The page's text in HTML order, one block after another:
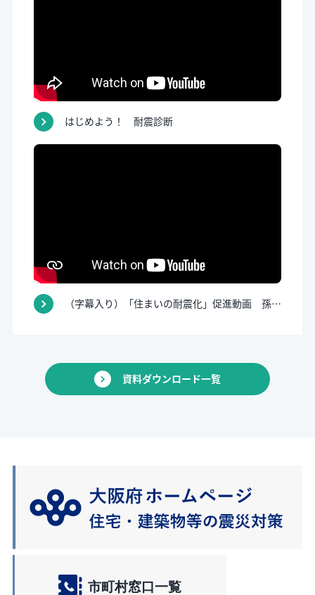
はじめよう！ 耐震診断
（字幕入り）「住まいの耐震化」促進動画 孫が促す耐震化
資料ダウンロード一覧